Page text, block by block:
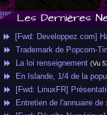
Les Dernières
[Fwd: Developpez.com]
Trademark de Popcorn-
La loi renseignement (Vu
En Islande, 1/4 de la
[Fwd: LinuxFR]
Entretien de l'annuaire de